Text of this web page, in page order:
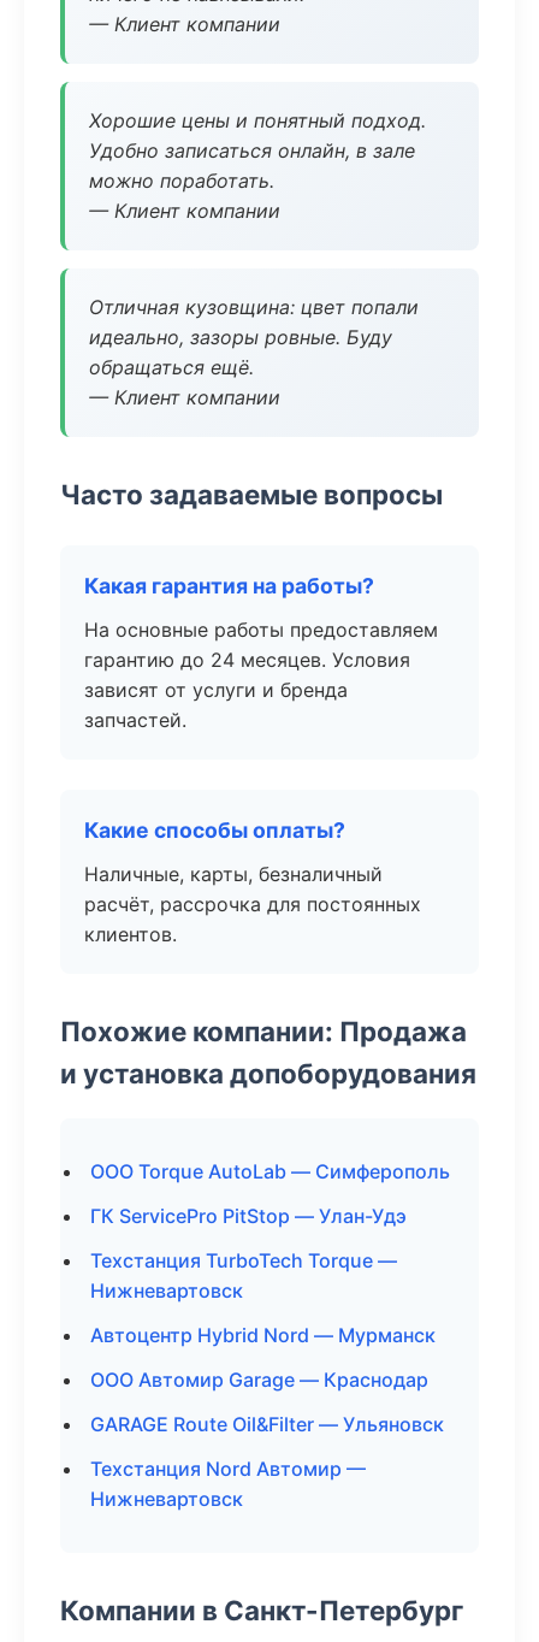
— Клиент компании
Хорошие цены и понятный подход.
Удобно записаться онлайн, в зале
можно поработать.
— Клиент компании
Отличная кузовщина: цвет попали
идеально, зазоры ровные. Буду
обращаться ещё.
— Клиент компании
Часто задаваемые вопросы
Какая гарантия на работы?
На основные работы предоставляем
гарантию до 24 месяцев. Условия
зависят от услуги и бренда
запчастей.
Какие способы оплаты?
Наличные, карты, безналичный
расчёт, рассрочка для постоянных
клиентов.
Похожие компании: Продажа
и установка допоборудования
ООО Torque AutoLab — Симферополь
ГК ServicePro PitStop — Улан-Удэ
Техстанция TurboTech Torque —
Нижневартовск
Автоцентр Hybrid Nord — Мурманск
ООО Автомир Garage — Краснодар
GARAGE Route Oil&Filter — Ульяновск
Техстанция Nord Автомир —
Нижневартовск
Компании в Санкт-Петербург